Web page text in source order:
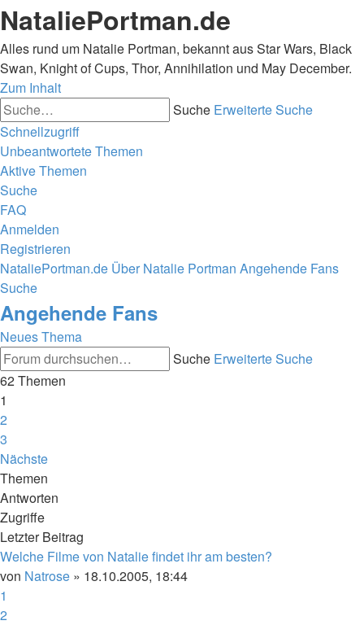
NataliePortman.de
Alles rund um Natalie Portman, bekannt aus Star Wars, Black
Swan, Knight of Cups, Thor, Annihilation und May December.
Zum Inhalt
Suche Erweiterte Suche
Schnellzugriff
Unbeantwortete Themen
Aktive Themen
Suche
FAQ
Anmelden
Registrieren
NataliePortman.de Über Natalie Portman Angehende Fans
Suche
Angehende Fans
Neues Thema
Suche Erweiterte Suche
62 Themen
1
2
3
Nächste
Themen
Antworten
Zugriffe
Letzter Beitrag
Welche Filme von Natalie findet ihr am besten?
von Natrose » 18.10.2005, 18:44
1
2